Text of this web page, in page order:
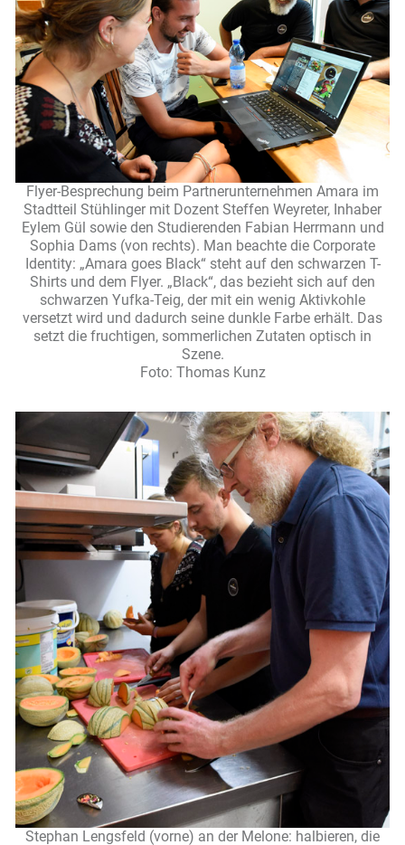
Flyer-Besprechung beim Partnerunternehmen Amara im
Stadtteil Stühlinger mit Dozent Steffen Weyreter, Inhaber
Eylem Gül sowie den Studierenden Fabian Herrmann und
Sophia Dams (von rechts). Man beachte die Corporate
Identity: „Amara goes Black“ steht auf den schwarzen T-
Shirts und dem Flyer. „Black“, das bezieht sich auf den
schwarzen Yufka-Teig, der mit ein wenig Aktivkohle
versetzt wird und dadurch seine dunkle Farbe erhält. Das
setzt die fruchtigen, sommerlichen Zutaten optisch in
Szene.
Foto: Thomas Kunz
Stephan Lengsfeld (vorne) an der Melone: halbieren, die